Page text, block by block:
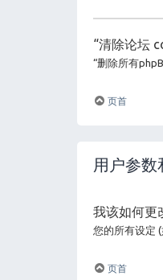
“清除论坛
“删除所有
页首
用户参数
我该如何更
您的所有设定
页首